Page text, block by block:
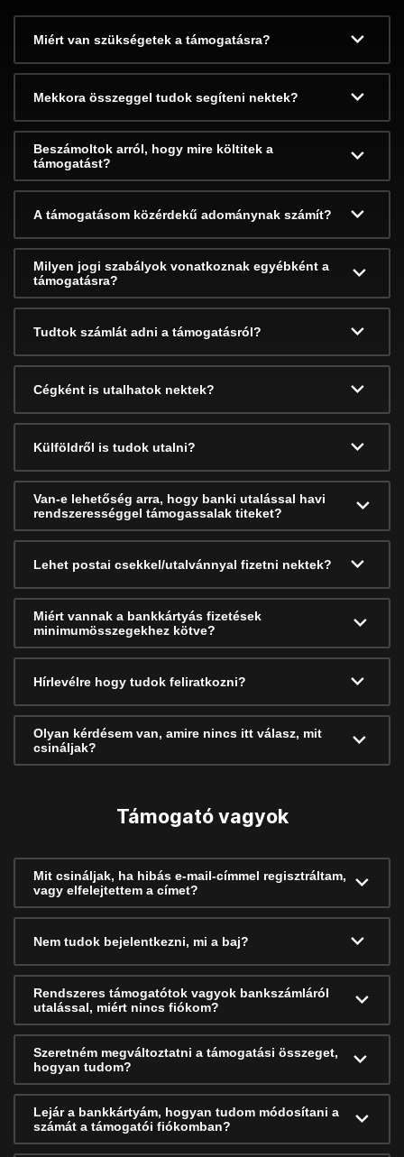
Miért van szükségetek a támogatásra?
Mekkora összeggel tudok segíteni nektek?
Beszámoltok arról, hogy mire költitek a
támogatást?
A támogatásom közérdekű adománynak számít?
Milyen jogi szabályok vonatkoznak egyébként a
támogatásra?
Tudtok számlát adni a támogatásról?
Cégként is utalhatok nektek?
Külföldről is tudok utalni?
Van-e lehetőség arra, hogy banki utalással havi
rendszerességgel támogassalak titeket?
Lehet postai csekkel/utalvánnyal fizetni nektek?
Miért vannak a bankkártyás fizetések
minimumösszegekhez kötve?
Hírlevélre hogy tudok feliratkozni?
Olyan kérdésem van, amire nincs itt válasz, mit
csináljak?
Támogató vagyok
Mit csináljak, ha hibás e-mail-címmel regisztráltam,
vagy elfelejtettem a címet?
Nem tudok bejelentkezni, mi a baj?
Rendszeres támogatótok vagyok bankszámláról
utalással, miért nincs fiókom?
Szeretném megváltoztatni a támogatási összeget,
hogyan tudom?
Lejár a bankkártyám, hogyan tudom módosítani a
számát a támogatói fiókomban?